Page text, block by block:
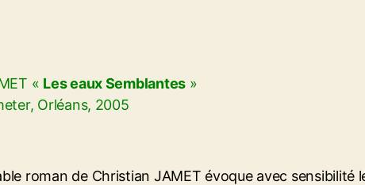
« Les eaux Semblantes »
Orléans, 2005
roman de Christian JAMET évoque avec sensibilité